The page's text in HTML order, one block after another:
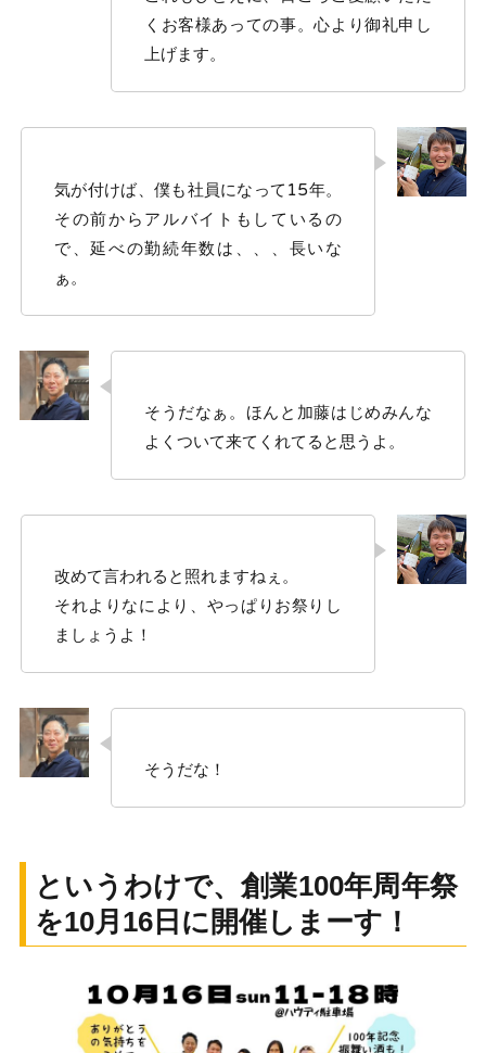
くお客様あっての事。心より御礼申し
上げます。
気が付けば、僕も社員になって15年。
その前からアルバイトもしているの
で、延べの勤続年数は、、、長いな
ぁ。
そうだなぁ。ほんと加藤はじめみんな
よくついて来てくれてると思うよ。
改めて言われると照れますねぇ。
それよりなにより、やっぱりお祭りし
ましょうよ！
そうだな！
というわけで、創業100年周年祭
を10月16日に開催しまーす！